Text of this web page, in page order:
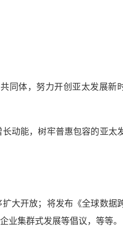
同体，努力开创亚太发展新
动能，树牢普惠包容的亚太
大开放；将发布《全球数据
业集群式发展等倡议，等等。